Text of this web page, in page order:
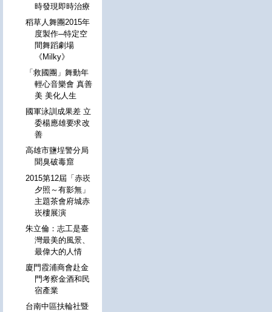
時發現即時治療
稻草人舞團2015年
度製作─特定空
間舞蹈劇場
《Milky》
「救國團」舞動年
輕心音樂會 真善
美 美化人生
國軍泳訓成果差 立
委楊應雄要求改
善
高雄市鹽埕警分局
聞臭破毒窟
2015第12屆「赤崁
夕照～有影無」
主題茶會府城赤
崁樓展演
朱立倫：志工是臺
灣最美的風景、
最偉大的人情
廈門霞浦商會赴金
門考察金酒和民
宿產業
台南中區扶輪社暨